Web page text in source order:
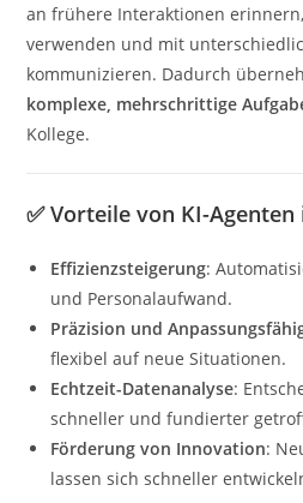
an frühere Interaktionen
verwenden und mit
kommunizieren. Dadurch
komplexe, mehrschrittige
Kollege.
✅ Vorteile von KI-
Effizienzsteigerung:
und Personalaufwand.
Präzision und
flexibel auf neue Situationen.
Echtzeit-Datenanalyse:
schneller und fundierter
Förderung von Innovation:
lassen sich schneller